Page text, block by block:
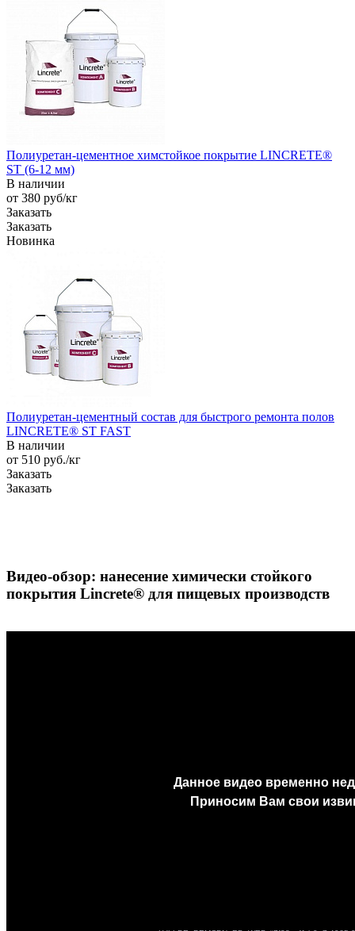
Полиуретан-цементное химстойкое покрытие LINCRETE®
ST (6-12 мм)
В наличии
от 380 руб/кг
Заказать
Заказать
Новинка
Полиуретан-цементный состав для быстрого ремонта полов
LINCRETE® ST FAST
В наличии
от 510 руб./кг
Заказать
Заказать
Видео-обзор: нанесение химически стойкого
покрытия Lincrete®️ для пищевых производств